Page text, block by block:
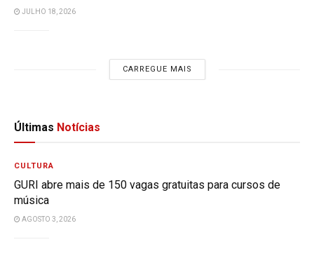
JULHO 18, 2026
CARREGUE MAIS
Últimas Notícias
CULTURA
GURI abre mais de 150 vagas gratuitas para cursos de
música
AGOSTO 3, 2026